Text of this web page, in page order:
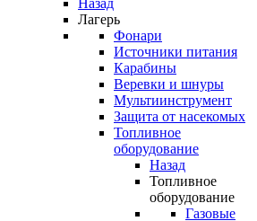
Назад
Лагерь
Фонари
Источники питания
Карабины
Веревки и шнуры
Мультиинструмент
Защита от насекомых
Топливное
оборудование
Назад
Топливное
оборудование
Газовые